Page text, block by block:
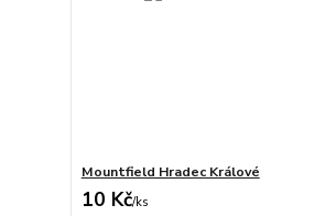
Mountfield Hradec Králové
10 Kč/ks